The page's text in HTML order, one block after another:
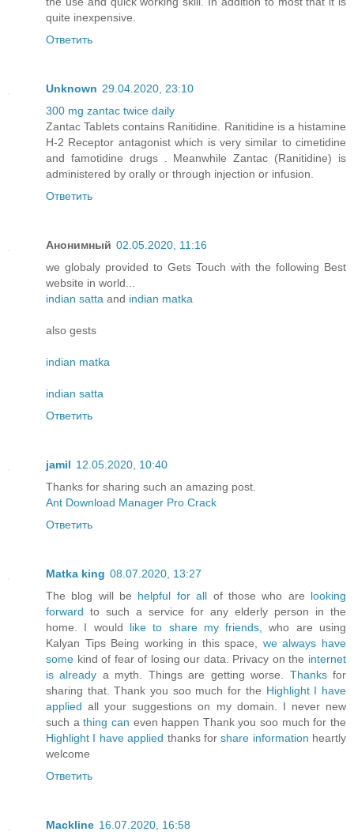
quite inexpensive.
Ответить
Unknown 29.04.2020, 23:10
300 mg zantac twice daily
Zantac Tablets contains Ranitidine. Ranitidine is a histamine
H-2 Receptor antagonist which is very similar to cimetidine
and famotidine drugs . Meanwhile Zantac (Ranitidine) is
administered by orally or through injection or infusion.
Ответить
Анонимный 02.05.2020, 11:16
we globaly provided to Gets Touch with the following Best
website in world...
indian satta and indian matka
also gests
indian matka
indian satta
Ответить
jamil 12.05.2020, 10:40
Thanks for sharing such an amazing post.
Ant Download Manager Pro Crack
Ответить
Matka king 08.07.2020, 13:27
The blog will be helpful for all of those who are looking
forward to such a service for any elderly person in the
home. I would like to share my friends,who are using
Kalyan Tips Being working in this space,
we always have
some kind of fear of losing our data. Privacy on the internet
is already a myth. Things are getting worse. Thanksfor
sharing that. Thank you soo much for the Highlight I have
applied all your suggestions on my domain. I never new
such athing can even happen Thank you soo much for the
Highlight I have applied thanks forshare information heartly
welcome
Ответить
Mackline 16.07.2020, 16:58